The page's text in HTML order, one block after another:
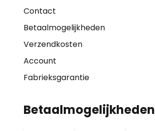
Contact
Betaalmogelijkheden
Verzendkosten
Account
Fabrieksgarantie
Betaalmogelijkheden